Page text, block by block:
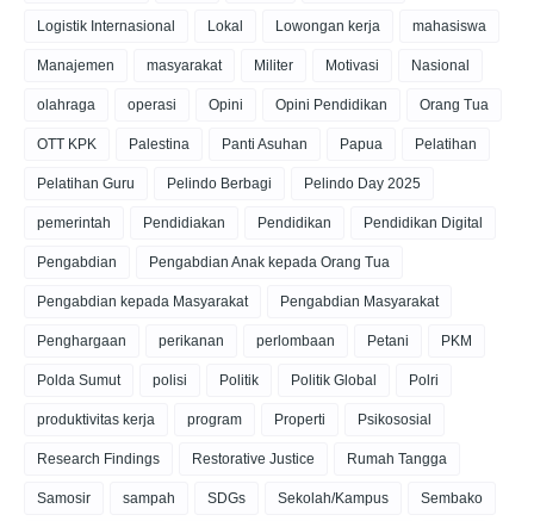
Logistik Internasional Lokal Lowongan kerja mahasiswa
Manajemen masyarakat Militer Motivasi Nasional
olahraga operasi Opini Opini Pendidikan Orang Tua
OTT KPK Palestina Panti Asuhan Papua Pelatihan
Pelatihan Guru Pelindo Berbagi Pelindo Day 2025
pemerintah Pendidiakan Pendidikan Pendidikan Digital
Pengabdian Pengabdian Anak kepada Orang Tua
Pengabdian kepada Masyarakat Pengabdian Masyarakat
Penghargaan perikanan perlombaan Petani PKM
Polda Sumut polisi Politik Politik Global Polri
produktivitas kerja program Properti Psikososial
Research Findings Restorative Justice Rumah Tangga
Samosir sampah SDGs Sekolah/Kampus Sembako